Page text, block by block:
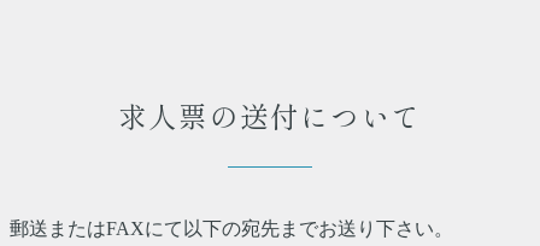
求人票の送付について
郵送またはFAXにて以下の宛先までお送り下さい。